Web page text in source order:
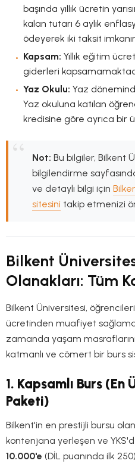
başında yıllık ücretin
kalan tutarı 6 aylık
ödeyerek iki taksit
Kapsam: Yıllık eğitim
giderleri
Yaz Okulu: Yaz
Yaz okuluna katılan
kredisine göre ayrıca bir
Not: Bu bilgiler, Bilkent
bilgilendirme
ve detaylı bilgi için
sitesini takip etmenizi
Bilkent
Olanakları: Tüm
Bilkent Üniversitesi,
ücretinden muafiyet
zamanda yaşam
katmanlı ve cömert bir burs
1. Kapsamlı Burs
Paketi)
Bilkent'in en prestijli bursu
kontenjana yerleşen ve
10.000'e (DİL puanında ilk